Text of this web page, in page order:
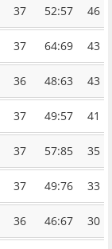
37 52:57 46
37 64:69 43
36 48:63 43
37 49:57 41
37 57:85 35
37 49:76 33
36 46:67 30